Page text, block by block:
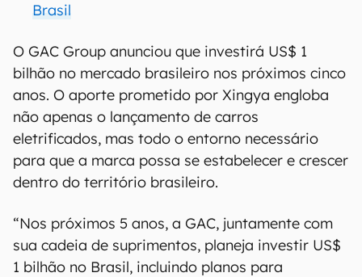
Brasil
O GAC Group anunciou que investirá US$ 1
bilhão no mercado brasileiro nos próximos cinco
anos. O aporte prometido por Xingya engloba
não apenas o lançamento de carros
eletrificados, mas todo o entorno necessário
para que a marca possa se estabelecer e crescer
dentro do território brasileiro.
“Nos próximos 5 anos, a GAC, juntamente com
sua cadeia de suprimentos, planeja investir US$
1 bilhão no Brasil, incluindo planos para